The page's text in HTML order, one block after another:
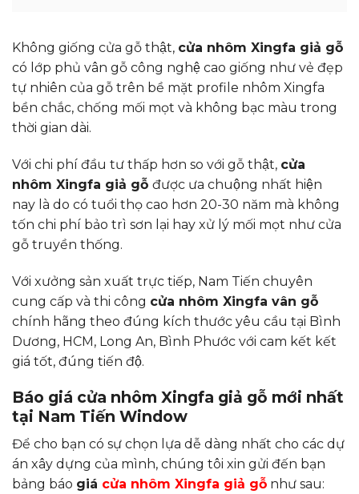
Không giống cửa gỗ thật, cửa nhôm Xingfa giả gỗ
có lớp phủ vân gỗ công nghệ cao giống như vẻ đẹp
tự nhiên của gỗ trên bề mặt profile nhôm Xingfa
bền chắc, chống mối mọt và không bạc màu trong
thời gian dài.
Với chi phí đầu tư thấp hơn so với gỗ thật, cửa
nhôm Xingfa giả gỗ được ưa chuộng nhất hiện
nay là do có tuổi thọ cao hơn 20-30 năm mà không
tốn chi phí bảo trì sơn lại hay xử lý mối mọt như cửa
gỗ truyền thống.
Với xưởng sản xuất trực tiếp, Nam Tiến chuyên
cung cấp và thi công cửa nhôm Xingfa vân gỗ
chính hãng theo đúng kích thước yêu cầu tại Bình
Dương, HCM, Long An, Bình Phước với cam kết kết
giá tốt, đúng tiến độ.
Báo giá cửa nhôm Xingfa giả gỗ mới nhất
tại Nam Tiến Window
Để cho bạn có sự chọn lựa dễ dàng nhất cho các dự
án xây dựng của mình, chúng tôi xin gửi đến bạn
bảng báo giá cửa nhôm Xingfa giả gỗ như sau: